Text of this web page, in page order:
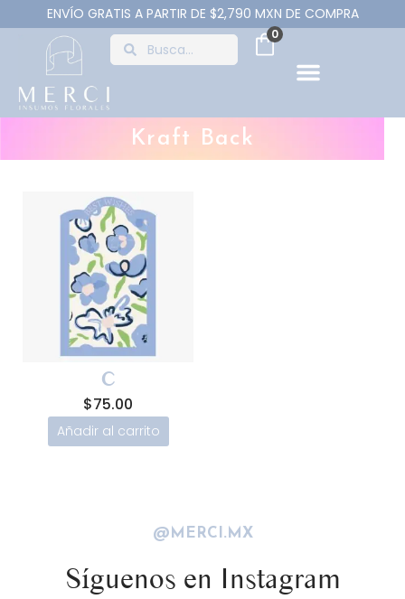
ENVÍO GRATIS A PARTIR DE $2,790 MXN DE COMPRA
0
Kraft Back
C
$75.00
Añadir al carrito
@MERCI.MX
Síguenos en Instagram